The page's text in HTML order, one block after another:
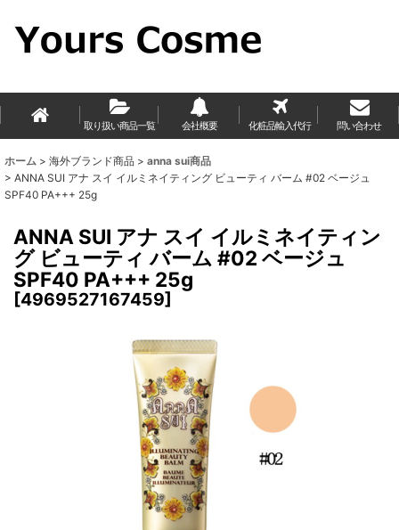
取り扱い商品一覧 会社概要 化粧品輸入代行 問い合わせ
ホーム > 海外ブランド商品 > anna sui商品
> ANNA SUI アナ スイ イルミネイティング ビューティ バーム #02 ベージュ
SPF40 PA+++ 25g
ANNA SUI アナ スイ イルミネイティン
グ ビューティ バーム #02 ベージュ
SPF40 PA+++ 25g
[4969527167459]